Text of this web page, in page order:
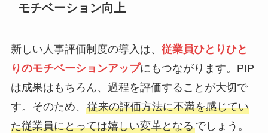
モチベーション向上
新しい人事評価制度の導入は、 従業員ひとりひと
りのモチベーションアップにもつながります。PIP
は成果はもちろん、過程を評価することが大切で
す。そのため、 従来の評価方法に不満を感じてい
た従業員にとっては嬉しい変革となるでしょう。